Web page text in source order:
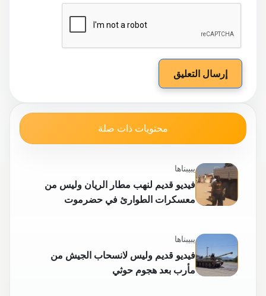
إرسال التعليق
محتويات ذات صلة
يبيبناها
فيديو قديم لنهب مطار الريان وليس من
معسكرات الطوارئ في حضرموت
يبيبناها
فيديو قديم وليس لانسحاب الجيش من
مأرب بعد هجوم حوثي